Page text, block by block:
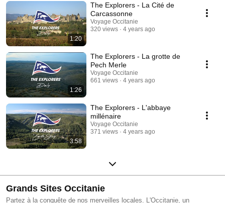
1:20
The Explorers - La Cité de
Carcassonne
Voyage Occitanie
320 views
4 years ago
1:26
The Explorers - La grotte de
Pech Merle
Voyage Occitanie
661 views
4 years ago
3:58
The Explorers - L'abbaye
millénaire
Voyage Occitanie
371 views
4 years ago
Grands Sites Occitanie
Partez à la conquête de nos merveilles locales. L'Occitanie, un